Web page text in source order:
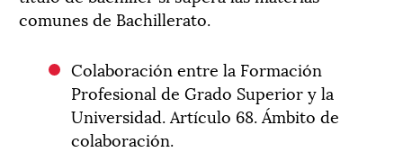
comunes de Bachillerato.
Colaboración entre la Formación
Profesional de Grado Superior y la
Universidad. Artículo 68. Ámbito de
colaboración.